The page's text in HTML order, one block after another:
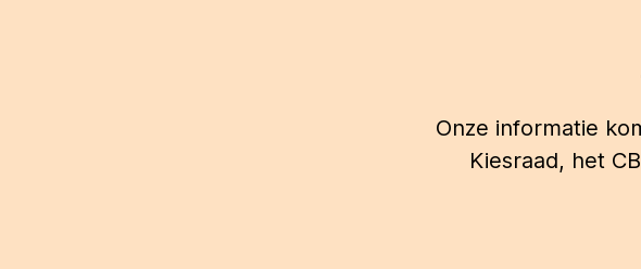
Onze informatie
Kiesraad, het